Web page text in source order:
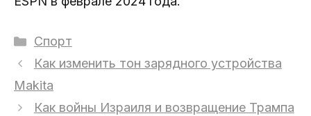
Рубрики
Спорт
Как изменить тон зарядного устройства
Makita
Как войны Израиля и возвращение Трампа